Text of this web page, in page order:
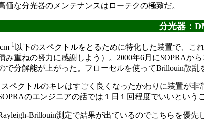
価な分光器のメンテナンスはローテクの極致だ。
分光器：
-1 以下のスペクトルをとるために特化した装置で、こ
み重ねの努力に感謝しよう）。2000年6月にSOPRAか
で分解能が上がった。フローセルを使ってBrillouin散乱
ペクトルのキレはすごく良くなったかわりに装置が
のエンジニアの話では１日１回程度でいいという
Brillouin測定で結果が出ているのでこちらを優